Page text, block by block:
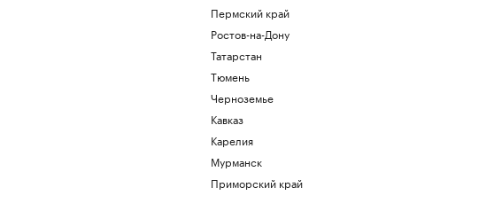
The Economist увидел опасность для
стран, активно вкладывающихся в ИИ
Geely урезала число комплектаций у
гибридного кроссовера EX-5 EM-i в
Пермский край
Ростов-на-Дону
Татарстан
Тюмень
Черноземье
Кавказ
Карелия
Мурманск
Приморский край